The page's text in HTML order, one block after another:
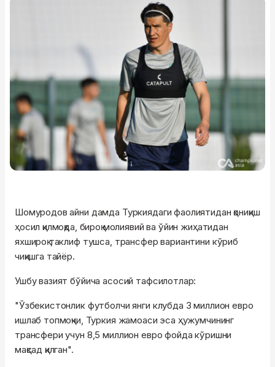
Шомуродов айни дамда Туркиядаги фаолиятидан қониқиш
ҳосил қилмоқда, бироқ молиявий ва ўйин жиҳатидан
яхшироқ таклиф тушса, трансфер вариантини кўриб
чиқишга тайёр.
Ушбу вазият бўйича асосий тафсилотлар:
"Ўзбекистонлик футболчи янги клубда 3 миллион евро
ишлаб топмоқчи, Туркия жамоаси эса ҳужумчининг
трансфери учун 8,5 миллион евро фойда кўришни
мақсад қилган".